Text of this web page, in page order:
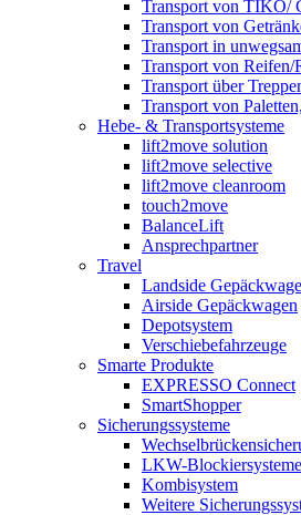
Transport von TIKO/
Transport von
Transport in
Transport von Reifen/
Transport über
Transport von
Hebe- & Transportsysteme
lift2move solution
lift2move selective
lift2move cleanroom
touch2move
BalanceLift
Ansprechpartner
Travel
Landside
Airside Gepäckwagen
Depotsystem
Verschiebefahrzeuge
Smarte Produkte
EXPRESSO Connect
SmartShopper
Sicherungssysteme
LKW-Blockiersysteme
Kombisystem
Weitere